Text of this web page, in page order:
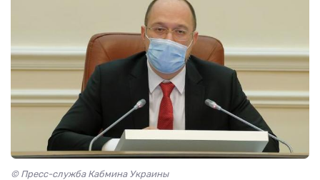
© Пресс-служба Кабмина Украины